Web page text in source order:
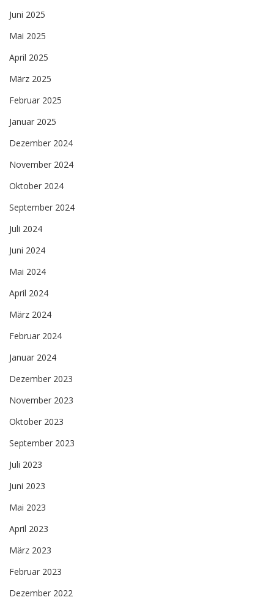
Juni 2025
Mai 2025
April 2025
März 2025
Februar 2025
Januar 2025
Dezember 2024
November 2024
Oktober 2024
September 2024
Juli 2024
Juni 2024
Mai 2024
April 2024
März 2024
Februar 2024
Januar 2024
Dezember 2023
November 2023
Oktober 2023
September 2023
Juli 2023
Juni 2023
Mai 2023
April 2023
März 2023
Februar 2023
Dezember 2022